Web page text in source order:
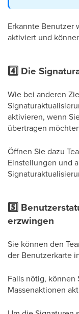
Erkannte Benutzer
aktiviert und
4️⃣ Die
Wie bei anderen
aktivieren, wenn
übertragen
Öffnen Sie dazu
Einstellungen und
5️⃣
erzwingen
Sie können den
der Benutzerkarte
Falls nötig, können
Massenaktionen